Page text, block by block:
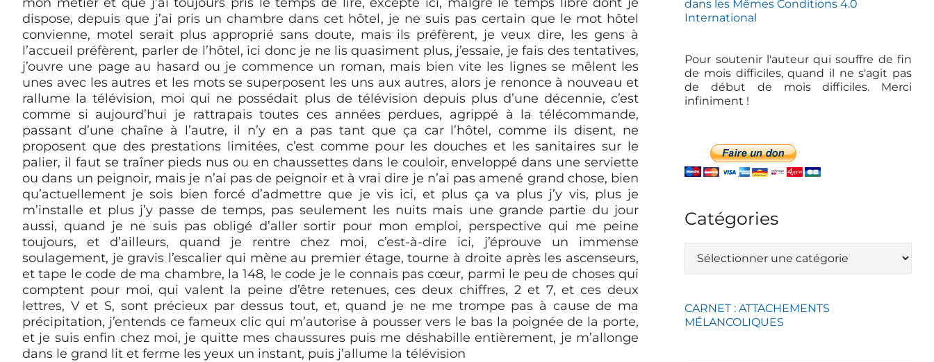
dispose, depuis que j’ai pris un chambre dans cet hôtel, je ne suis pas certain que le mot hôtel
convienne, motel serait plus approprié sans doute, mais ils préfèrent, je veux dire, les gens à
l’accueil préfèrent, parler de l’hôtel, ici donc je ne lis quasiment plus, j’essaie, je fais des tentatives,
j’ouvre une page au hasard ou je commence un roman, mais bien vite les lignes se mêlent les
unes avec les autres et les mots se superposent les uns aux autres, alors je renonce à nouveau et
rallume la télévision, moi qui ne possédait plus de télévision depuis plus d’une décennie, c’est
comme si aujourd’hui je rattrapais toutes ces années perdues, agrippé à la télécommande,
passant d’une chaîne à l’autre, il n’y en a pas tant que ça car l’hôtel, comme ils disent, ne
proposent que des prestations limitées, c’est comme pour les douches et les sanitaires sur le
palier, il faut se traîner pieds nus ou en chaussettes dans le couloir, enveloppé dans une serviette
ou dans un peignoir, mais je n’ai pas de peignoir et à vrai dire je n’ai pas amené grand chose, bien
qu’actuellement je sois bien forcé d’admettre que je vis ici, et plus ça va plus j’y vis, plus je
m’installe et plus j’y passe de temps, pas seulement les nuits mais une grande partie du jour
aussi, quand je ne suis pas obligé d’aller sortir pour mon emploi, perspective qui me peine
toujours, et d’ailleurs, quand je rentre chez moi, c’est-à-dire ici, j’éprouve un immense
soulagement, je gravis l’escalier qui mène au premier étage, tourne à droite après les ascenseurs,
et tape le code de ma chambre, la 148, le code je le connais pas cœur, parmi le peu de choses qui
comptent pour moi, qui valent la peine d’être retenues, ces deux chiffres, 2 et 7, et ces deux
lettres, V et S, sont précieux par dessus tout, et, quand je ne me trompe pas à cause de ma
précipitation, j’entends ce fameux clic qui m’autorise à pousser vers le bas la poignée de la porte,
et je suis enfin chez moi, je quitte mes chaussures puis me déshabille entièrement, je m’allonge
dans le grand lit et ferme les yeux un instant, puis j’allume la télévision
Pour soutenir l'auteur qui souffre de fin
de mois difficiles, quand il ne s'agit pas
de début de mois difficiles. Merci
infiniment !
Catégories
t
g
o
CARNET : ATTACHEMENTS
MÉLANCOLIQUES